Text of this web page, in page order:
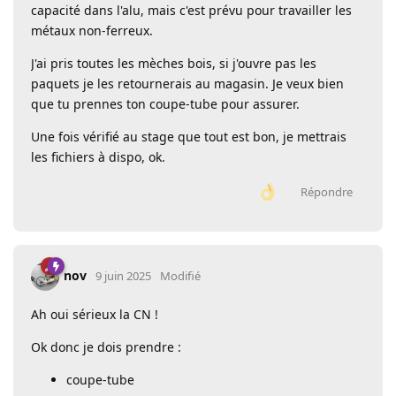
capacité dans l'alu, mais c'est prévu pour travailler les
métaux non-ferreux.
J'ai pris toutes les mèches bois, si j'ouvre pas les
paquets je les retournerais au magasin. Je veux bien
que tu prennes ton coupe-tube pour assurer.
Une fois vérifié au stage que tout est bon, je mettrais
les fichiers à dispo, ok.
Répondre
nov 9 juin 2025 Modifié
Ah oui sérieux la CN !
Ok donc je dois prendre :
coupe-tube